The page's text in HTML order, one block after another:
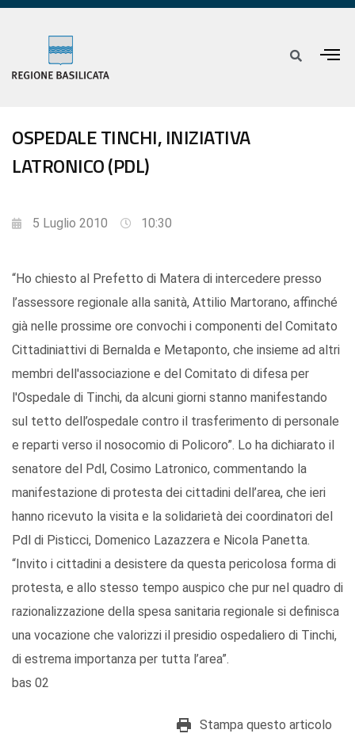
OSPEDALE TINCHI, INIZIATIVA
LATRONICO (PDL)
5 Luglio 2010 10:30
“Ho chiesto al Prefetto di Matera di intercedere presso
l’assessore regionale alla sanità, Attilio Martorano, affinché
già nelle prossime ore convochi i componenti del Comitato
Cittadiniattivi di Bernalda e Metaponto, che insieme ad altri
membri dell'associazione e del Comitato di difesa per
l'Ospedale di Tinchi, da alcuni giorni stanno manifestando
sul tetto dell’ospedale contro il trasferimento di personale
e reparti verso il nosocomio di Policoro”. Lo ha dichiarato il
senatore del Pdl, Cosimo Latronico, commentando la
manifestazione di protesta dei cittadini dell’area, che ieri
hanno ricevuto la visita e la solidarietà dei coordinatori del
Pdl di Pisticci, Domenico Lazazzera e Nicola Panetta.
“Invito i cittadini a desistere da questa pericolosa forma di
protesta, e allo stesso tempo auspico che pur nel quadro di
razionalizzazione della spesa sanitaria regionale si definisca
una vocazione che valorizzi il presidio ospedaliero di Tinchi,
di estrema importanza per tutta l’area”.
bas 02
Stampa questo articolo